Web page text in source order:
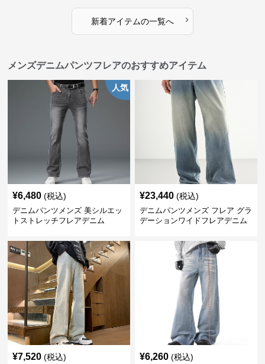
新着アイテムの一覧へ ›
メンズデニムパンツフレアのおすすめアイテム
人気
¥6,480 (税込)
デニムパンツメンズ 美シルエッ
トストレッチフレアデニム
¥23,440 (税込)
デニムパンツメンズ フレア グラ
デーションワイドフレアデニム
¥7,520 (税込) ¥6,260 (税込)